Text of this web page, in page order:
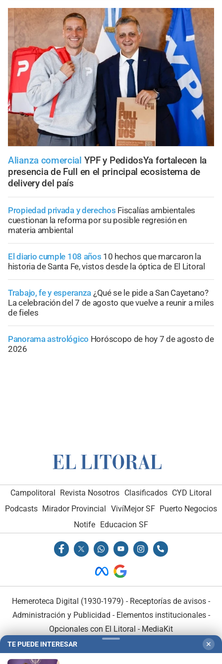
Alianza comercial YPF y PedidosYa fortalecen la
presencia de Full en el principal ecosistema de
delivery del país
Propiedad privada y derechos Fiscalías ambientales
cuestionan la reforma por su posible regresión en
materia ambiental
El diario cumple 108 años 10 hechos que marcaron la
historia de Santa Fe, vistos desde la óptica de El Litoral
Trabajo, fe y esperanza ¿Qué se le pide a San Cayetano?
La celebración del 7 de agosto que vuelve a reunir a miles
de fieles
Panorama astrológico Horóscopo de hoy 7 de agosto de
2026
Campolitoral Revista Nosotros Clasificados CYD Litoral
Podcasts Mirador Provincial VivíMejor SF Puerto Negocios
Notife Educacion SF
Hemeroteca Digital (1930-1979) - Receptorías de avisos -
Administración y Publicidad - Elementos institucionales-
Opcionales con El Litoral - MediaKit
TE PUEDE INTERESAR ✕